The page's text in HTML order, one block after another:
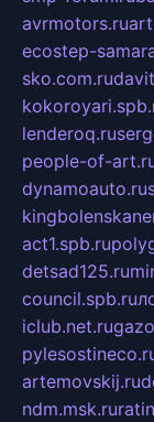
avrmotors.ru
ecostep-
sko.com.ru
lenderoq.ru
people-of-
dynamoauto.ru
act1.spb.ru
detsad125.ru
council.spb.ru
iclub.net.ru
artemovskij.ru
ndm.msk.ru